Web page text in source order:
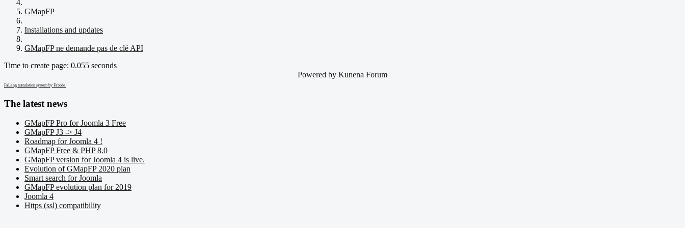
GMapFP
Installations and updates
GMapFP ne demande pas de clé API
Time to create page: 0.055 seconds
Powered by Kunena Forum
FaLang translation system by Faboba
The latest news
GMapFP Pro for Joomla 3 Free
GMapFP J3 -> J4
Roadmap for Joomla 4 !
GMapFP Free & PHP 8.0
GMapFP version for Joomla 4 is live.
Evolution of GMapFP 2020 plan
Smart search for Joomla
GMapFP evolution plan for 2019
Joomla 4
Https (ssl) compatibility